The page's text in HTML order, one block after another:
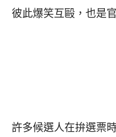
彼此爆笑互毆，也是
許多候選人在拚選票